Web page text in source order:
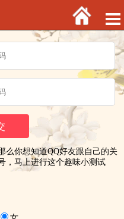
么你想知道QQ好友跟自己的关
，马上进行这个趣味小测试